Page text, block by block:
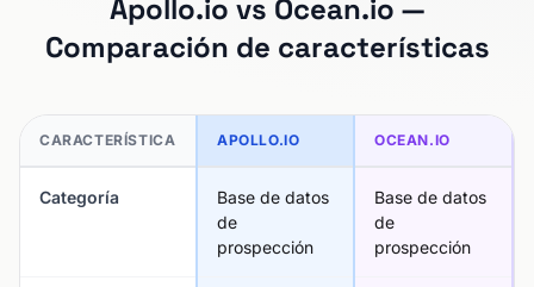
Apollo.io vs Ocean.io —
Comparación de características
CARACTERÍSTICA APOLLO.IO OCEAN.IO
Categoría
Base de datos
de
prospección
Base de datos
de
prospección